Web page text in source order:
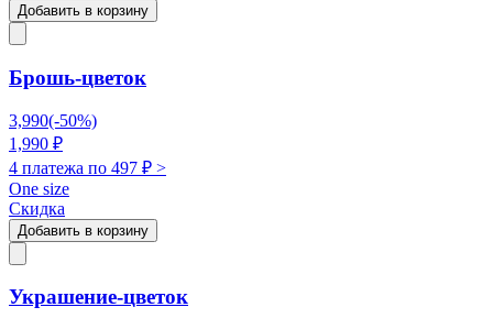
Добавить в корзину
Брошь-цветок
3,990(-50%)
1,990 ₽
4 платежа по 497 ₽ >
One size
Скидка
Добавить в корзину
Украшение-цветок